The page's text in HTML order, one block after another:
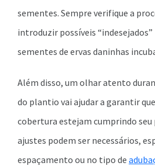
sementes. Sempre verifique a
introduzir possíveis
sementes de ervas daninhas
Além disso, um olhar atento
do plantio vai ajudar a garantir
cobertura estejam cumprindo seu
ajustes podem ser necessários,
espaçamento ou no tipo de